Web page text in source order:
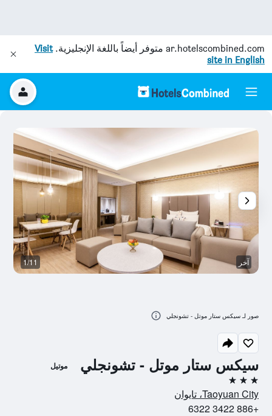
ar.hotelscombined.com متوفر أيضاً باللغة الإنجليزية.Visit
site in English
سيكس ستار موتل - تشونجلي موتيل
3 نجوم
Taoyuan City، تايوان
+886 3422 6322
آخر 1/11
صور لـ سيكس ستار موتل - تشونجلي